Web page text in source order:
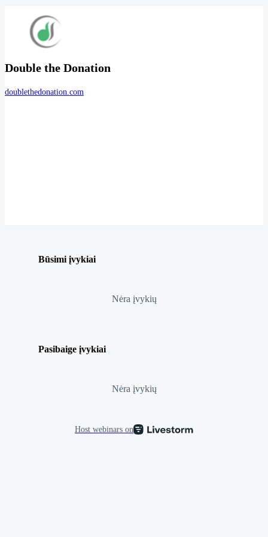
Double the Donation
doublethedonation.com
Būsimi įvykiai
Nėra įvykių
Pasibaige įvykiai
Nėra įvykių
Host webinars on